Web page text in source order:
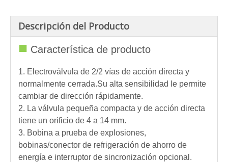
Descripción del Producto
■ Característica de producto
1. Electroválvula de 2/2 vías de acción directa y
normalmente cerrada.Su alta sensibilidad le permite
cambiar de dirección rápidamente.
2. La válvula pequeña compacta y de acción directa
tiene un orificio de 4 a 14 mm.
3. Bobina a prueba de explosiones,
bobinas/conector de refrigeración de ahorro de
energía e interruptor de sincronización opcional.